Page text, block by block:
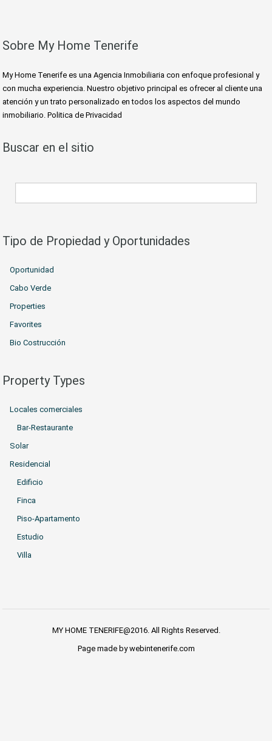
Sobre My Home Tenerife
My Home Tenerife es una Agencia Inmobiliaria con enfoque profesional y
con mucha experiencia. Nuestro objetivo principal es ofrecer al cliente una
atención y un trato personalizado en todos los aspectos del mundo
inmobiliario. Politica de Privacidad
Buscar en el sitio
Tipo de Propiedad y Oportunidades
Oportunidad
Cabo Verde
Properties
Favorites
Bio Costrucción
Property Types
Locales comerciales
Bar-Restaurante
Solar
Residencial
Edificio
Finca
Piso-Apartamento
Estudio
Villa
MY HOME TENERIFE@2016. All Rights Reserved.
Page made by webintenerife.com